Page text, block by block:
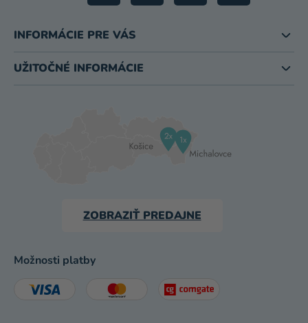
INFORMÁCIE PRE VÁS
UŽITOČNÉ INFORMÁCIE
ZOBRAZIŤ PREDAJNE
Možnosti platby